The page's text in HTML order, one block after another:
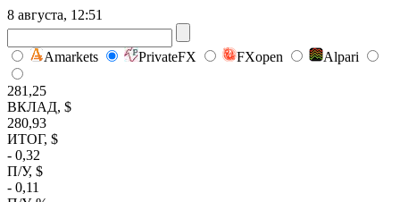
8 августа, 12:51
Amarkets PrivateFX FXopen Alpari
281,25
ВКЛАД, $
280,93
ИТОГ, $
- 0,32
П/У, $
- 0,11